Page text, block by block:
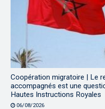
Coopération migratoire | Le
accompagnés est une
Hautes Instructions Royales
06/08/2026